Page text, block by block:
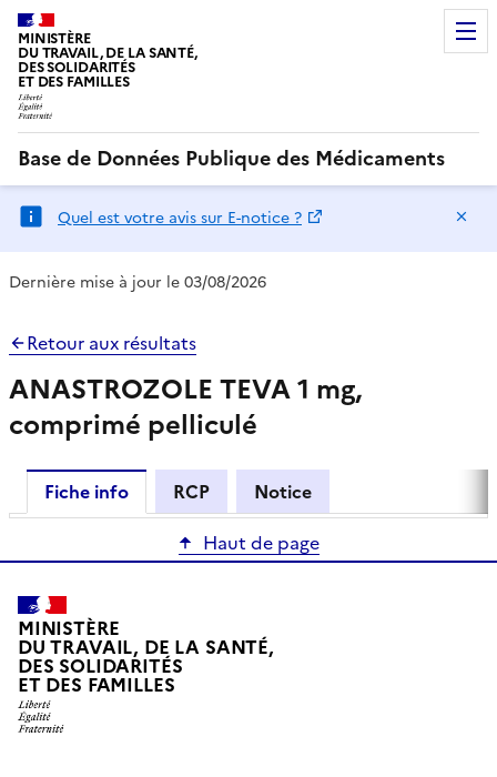
MINISTÈRE
DU TRAVAIL, DE LA SANTÉ,
DES SOLIDARITÉS
ET DES FAMILLES
Base de Données Publique des Médicaments
Quel est votre avis sur E-notice ?
Dernière mise à jour le 03/08/2026
Retour aux résultats
ANASTROZOLE TEVA 1 mg,
comprimé pelliculé
Fiche info RCP
Notice
Haut de page
MINISTÈRE
DU TRAVAIL, DE LA SANTÉ,
DES SOLIDARITÉS
ET DES FAMILLES